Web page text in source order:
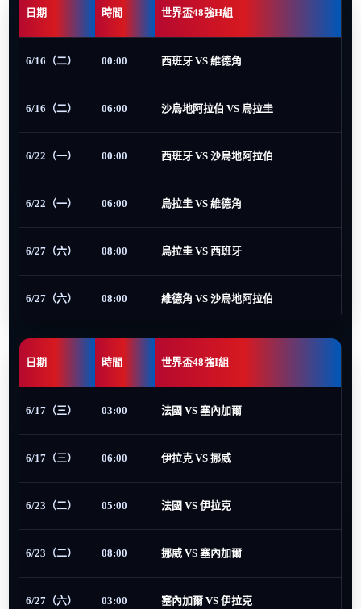
日期 時間 世界盃48強H組
6/16（二） 00:00 西班牙 VS 維德角
6/16（二） 06:00 沙烏地阿拉伯 VS 烏拉圭
6/22（一） 00:00 西班牙 VS 沙烏地阿拉伯
6/22（一） 06:00 烏拉圭 VS 維德角
6/27（六） 08:00 烏拉圭 VS 西班牙
6/27（六） 08:00 維德角 VS 沙烏地阿拉伯
日期 時間 世界盃48強I組
6/17（三） 03:00 法國 VS 塞內加爾
6/17（三） 06:00 伊拉克 VS 挪威
6/23（二） 05:00 法國 VS 伊拉克
6/23（二） 08:00 挪威 VS 塞內加爾
6/27（六） 03:00 塞內加爾 VS 伊拉克